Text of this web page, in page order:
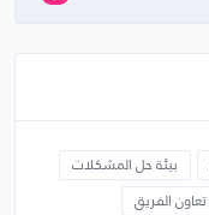
بيئة حل المشكلات
تعاون الفريق